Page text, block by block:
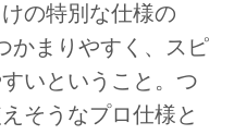
の特別な仕様の
かまりやすく、スピ
いということ。つ
そうなプロ仕様と